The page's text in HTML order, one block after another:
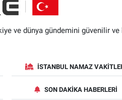
ve dünya gündemini güvenilir
İSTANBUL NAMAZ
SON DAKIKA HABERLERI